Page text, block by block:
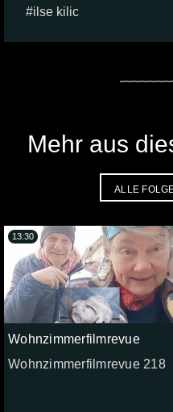
ilse kilic
Mehr aus
Wohnzimmerfilmrevue
Wohnzimmerfilmrevue 218
13:30